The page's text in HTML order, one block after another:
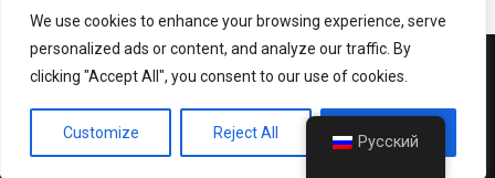
We use cookies to enhance your browsing experience, serve
personalized ads or content, and analyze our traffic. By
clicking "Accept All", you consent to our use of cookies.
Customize Reject All Accept All
© Copyright 2023 | LuckyCrush WebCams
Политика конфиденциальности
Cammatch
Кулачок к кулачку
Камеры один на одинРусский